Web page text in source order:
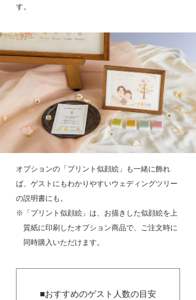
す。
オプションの「プリント似顔絵」も一緒に飾れ
ば、ゲストにもわかりやすいウェディングツリー
の説明書にも。
※「プリント似顔絵」は、お描きした似顔絵を上
質紙に印刷したオプション商品で、ご注文時に
同時購入いただけます。
■おすすめのゲスト人数の目安